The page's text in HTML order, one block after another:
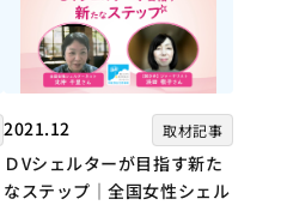
2021.12 取材記事
ＤVシェルターが目指す新た
なステップ｜全国女性シェル